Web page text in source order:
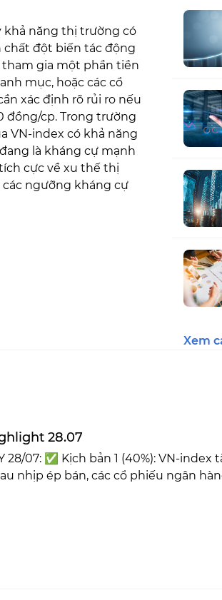
khả năng thị trường có
đột biến tác động
gia một phần tiền
mục, hoặc các cổ
xác định rõ rủi ro nếu
đồng/cp. Trong trường
VN-index có khả năng
là kháng cự mạnh
cực về xu thế thị
ngưỡng kháng cự
Xem
28.07
28/07: ✅ Kịch bản 1 (40%): VN-index
nhịp ép bán, các cổ phiếu ngân